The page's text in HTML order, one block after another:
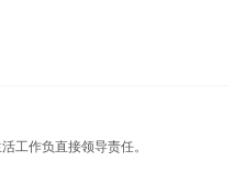
工作负直接领导责任。